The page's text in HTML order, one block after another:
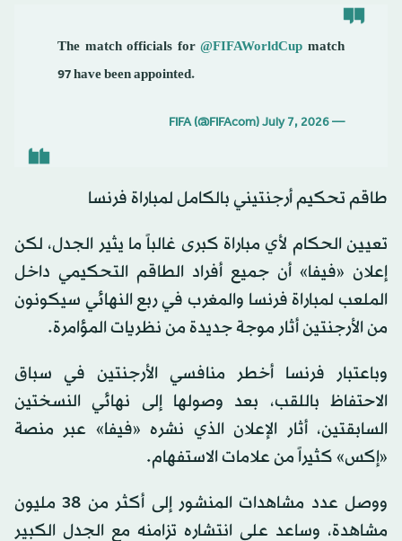
The match officials for@FIFAWorldCup match
97 have been appointed.
— FIFA (@FIFAcom)
July 7, 2026
طاقم تحكيم أرجنتيني بالكامل لمباراة فرنسا
تعيين الحكام لأي مباراة كبرى غالباً ما يثير الجدل، لكن
إعلان «فيفا» أن جميع أفراد الطاقم التحكيمي داخل
الملعب لمباراة فرنسا والمغرب في ربع النهائي سيكونون
من الأرجنتين أثار موجة جديدة من نظريات المؤامرة.
وباعتبار فرنسا أخطر منافسي الأرجنتين في سباق
الاحتفاظ باللقب، بعد وصولها إلى نهائي النسختين
السابقتين، أثار الإعلان الذي نشره «فيفا» عبر منصة
«إكس» كثيراً من علامات الاستفهام.
ووصل عدد مشاهدات المنشور إلى أكثر من 38 مليون
مشاهدة، وساعد على انتشاره تزامنه مع الجدل الكبير